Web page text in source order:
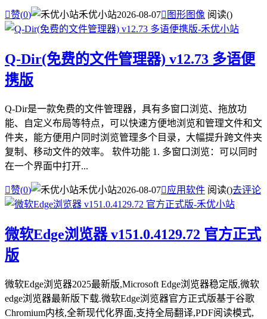
赞(0) 禾优小站2026-08-07 图形图像 阅读()
Q-Dir(免费的文件管理器) v12.73 多语便
携版
Q-Dir是一款免费的文件管理器，具有多窗口浏览、拖放功
能、自定义布局等特点，可以快速方便地浏览和管理文件和文
件夹，能方便用户同时浏览管理多个目录，大幅提升跨文件夹
复制、移动文件的效率。 软件功能 1. 多窗口浏览：可以同时
在一个界面中打开...
赞(0) 禾优小站2026-08-07应用软件 阅读()去评论
微软Edge浏览器 v151.0.4129.72 官方正式
版
微软Edge浏览器2025最新版,Microsoft Edge浏览器稳定版,微软
edge浏览器最新版下载.微软Edge浏览器官方正式版基于谷歌
Chromium内核,全新现代化界面,支持全局翻译,PDF阅读模式,